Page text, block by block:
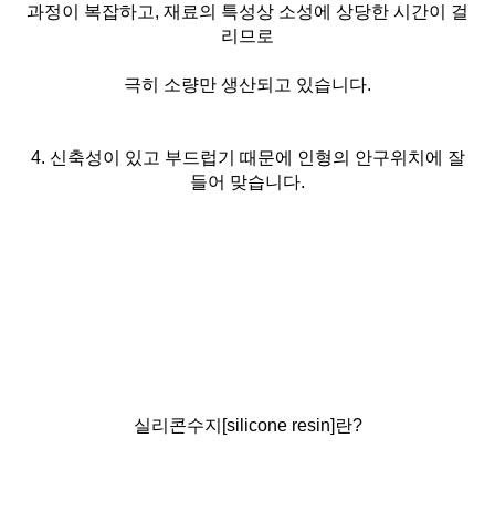
과정이 복잡하고, 재료의 특성상 소성에 상당한 시간이 걸
리므로
극히 소량만 생산되고 있습니다.
4. 신축성이 있고 부드럽기 때문에 인형의 안구위치에 잘
들어 맞습니다.
실리콘수지[silicone resin]란?